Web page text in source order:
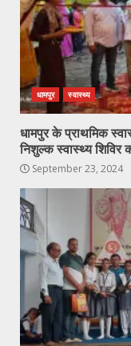
धामपुर स्वास्थ्य
धामपुर के प्राथमिक
निशुल्क स्वास्थ्य
September 23, 2024